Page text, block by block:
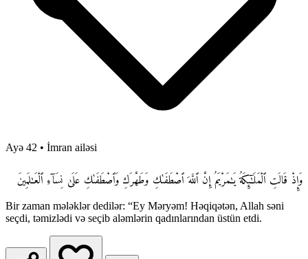
Ayə 42 • İmran ailəsi
وَإِذْ قَالَتِ ٱلْمَلَـٰٓئِكَةُ يَـٰمَرْيَمُ إِنَّ ٱللَّهَ ٱصْطَفَىٰكِ وَطَهَّرَكِ وَٱصْطَفَىٰكِ عَلَىٰ نِسَآءِ ٱلْعَـٰلَمِينَ
Bir zaman mələklər dedilər: “Ey Məryəm! Həqiqətən, Allah səni
seçdi, təmizlədi və seçib aləmlərin qadınlarından üstün etdi.